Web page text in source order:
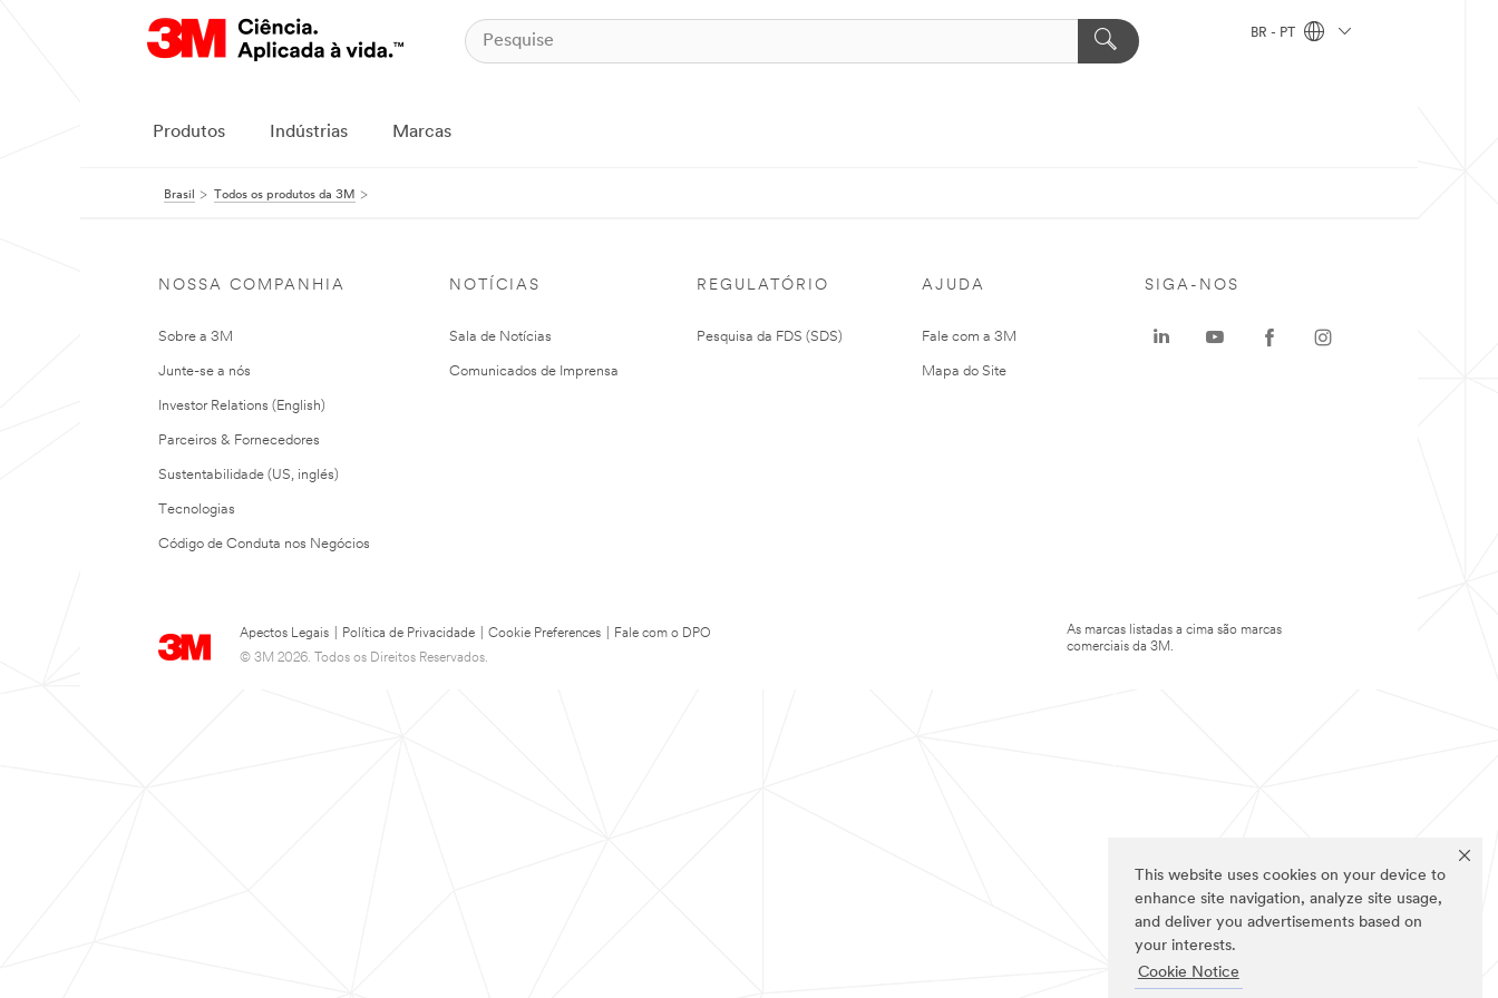
This website uses cookies on your device to
enhance site navigation, analyze site usage,
and deliver you advertisements based on
your interests.
Cookie Notice
BR - PT
Produtos Indústrias Marcas
Brasil Todos os produtos da 3M
NOSSA COMPANHIA
Sobre a 3M
Junte-se a nós
Investor Relations (English)
Parceiros & Fornecedores
Sustentabilidade (US, inglés)
Tecnologias
Código de Conduta nos Negócios
NOTÍCIAS
Sala de Notícias
Comunicados de Imprensa
REGULATÓRIO
Pesquisa da FDS (SDS)
AJUDA
Fale com a 3M
Mapa do Site
Apectos Legais Política de Privacidade Cookie Preferences
Fale com o DPO
© 3M 2026. Todos os Direitos Reservados.
SIGA-NOS
As marcas listadas a cima são marcas
comerciais da 3M.